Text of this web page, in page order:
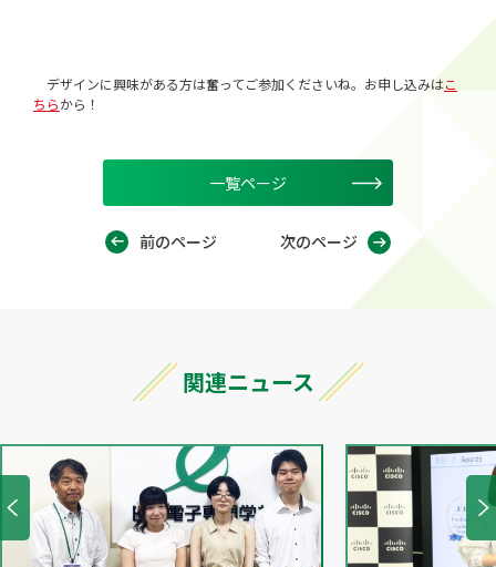
デザインに興味がある方は奮ってご参加くださいね。お申し込みはこ
ちらから！
前のページ
一覧ページ
次のページ
関連ニュース